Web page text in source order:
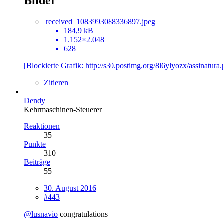
received_1083993088336897.jpeg
184,9 kB
1.152×2.048
628
[Blockierte Grafik: http://s30.postimg.org/8l6ylyozx/
Zitieren
Dendy
Kehrmaschinen-Steuerer
Reaktionen
35
Punkte
310
Beiträge
55
30. August 2016
#443
@lusnavio congratulations